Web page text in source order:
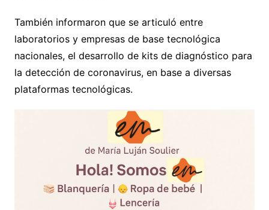
También informaron que se articuló entre
laboratorios y empresas de base tecnológica
nacionales, el desarrollo de kits de diagnóstico para
la detección de coronavirus, en base a diversas
plataformas tecnológicas.